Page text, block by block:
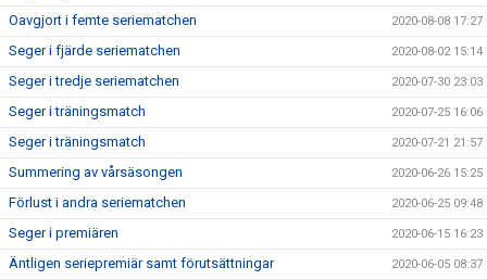
Oavgjort i femte seriematchen 2020-08-08 17:27
Seger i fjärde seriematchen 2020-08-02 15:14
Seger i tredje seriematchen 2020-07-30 23:03
Seger i träningsmatch 2020-07-25 16:06
Seger i träningsmatch 2020-07-21 21:57
Summering av vårsäsongen 2020-06-26 15:25
Förlust i andra seriematchen 2020-06-25 09:48
Seger i premiären 2020-06-15 16:23
Äntligen seriepremiär samt förutsättningar 2020-06-05 08:37